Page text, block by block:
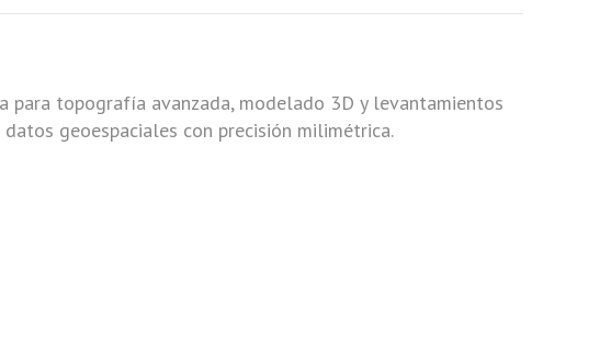
para topografía avanzada, modelado 3D y levantamientos
geoespaciales con precisión milimétrica.